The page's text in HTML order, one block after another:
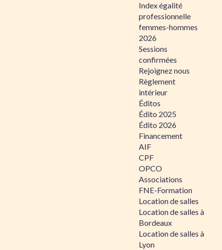
Index égalité
professionnelle
femmes-hommes
2026
Sessions
confirmées
Rejoignez nous
Règlement
intérieur
Éditos
Édito 2025
Édito 2026
Financement
AIF
CPF
OPCO
Associations
FNE-Formation
Location de salles
Location de salles à
Bordeaux
Location de salles à
Lyon